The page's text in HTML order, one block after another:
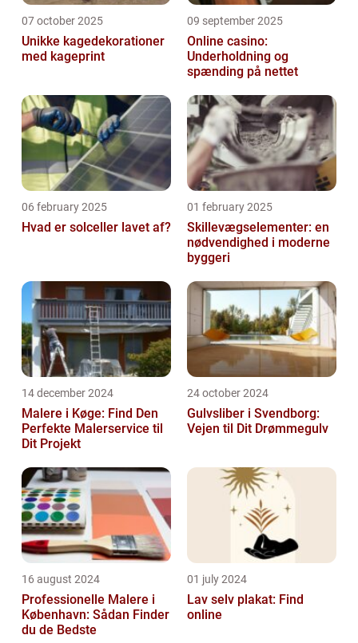
07 october 2025
Unikke kagedekorationer
med kageprint
09 september 2025
Online casino:
Underholdning og
spænding på nettet
06 february 2025
Hvad er solceller lavet af?
01 february 2025
Skillevægselementer: en
nødvendighed i moderne
byggeri
14 december 2024
Malere i Køge: Find Den
Perfekte Malerservice til
Dit Projekt
24 october 2024
Gulvsliber i Svendborg:
Vejen til Dit Drømmegulv
16 august 2024
Professionelle Malere i
København: Sådan Finder
du de Bedste
01 july 2024
Lav selv plakat: Find
online